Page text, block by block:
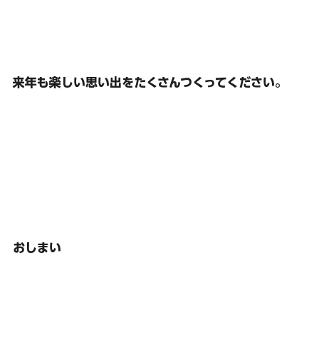
来年も楽しい思い出をたくさんつくってください。
おしまい